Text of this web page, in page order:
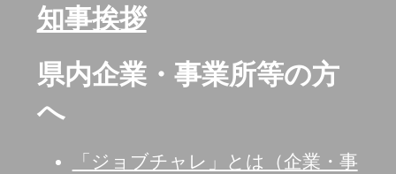
知事挨拶
県内企業・事業所等の方
へ
「ジョブチャレ」とは（企業・事